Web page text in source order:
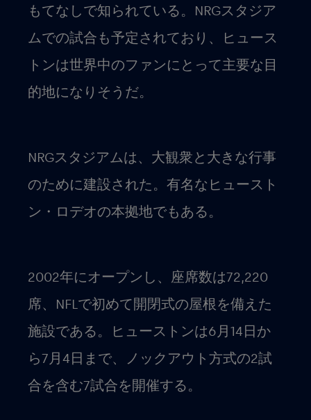
もてなしで知られている。NRGスタジア
ムでの試合も予定されており、ヒュース
トンは世界中のファンにとって主要な目
的地になりそうだ。
NRGスタジアムは、大観衆と大きな行事
のために建設された。有名なヒュースト
ン・ロデオの本拠地でもある。
2002年にオープンし、座席数は72,220
席、NFLで初めて開閉式の屋根を備えた
施設である。ヒューストンは6月14日か
ら7月4日まで、ノックアウト方式の2試
合を含む7試合を開催する。